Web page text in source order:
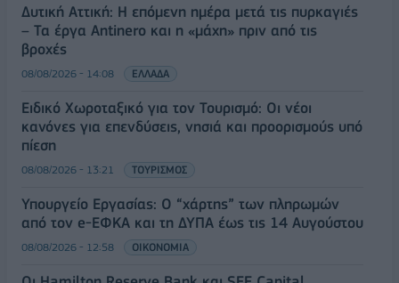
Δυτική Αττική: Η επόμενη ημέρα μετά τις πυρκαγιές
– Τα έργα Antinero και η «μάχη» πριν από τις
βροχές
08/08/2026 - 14:08 ΕΛΛΑΔΑ
Ειδικό Χωροταξικό για τον Τουρισμό: Οι νέοι
κανόνες για επενδύσεις, νησιά και προορισμούς υπό
πίεση
08/08/2026 - 13:21 ΤΟΥΡΙΣΜΟΣ
Υπουργείο Εργασίας: Ο “χάρτης” των πληρωμών
από τον e-ΕΦΚΑ και τη ΔΥΠΑ έως τις 14 Αυγούστου
08/08/2026 - 12:58 ΟΙΚΟΝΟΜΙΑ